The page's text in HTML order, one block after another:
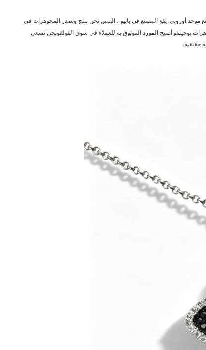
شركة محترفة مجهزة بمصنع موحد أوروبي. يقع المصنع في بانيو ، الصين.نحن ننتج ونصدر المجوهرات في
يوجينفو أصبح المورد الموثوق به للعملاء في سوق الغولفونحن نسعى
حقيقية.